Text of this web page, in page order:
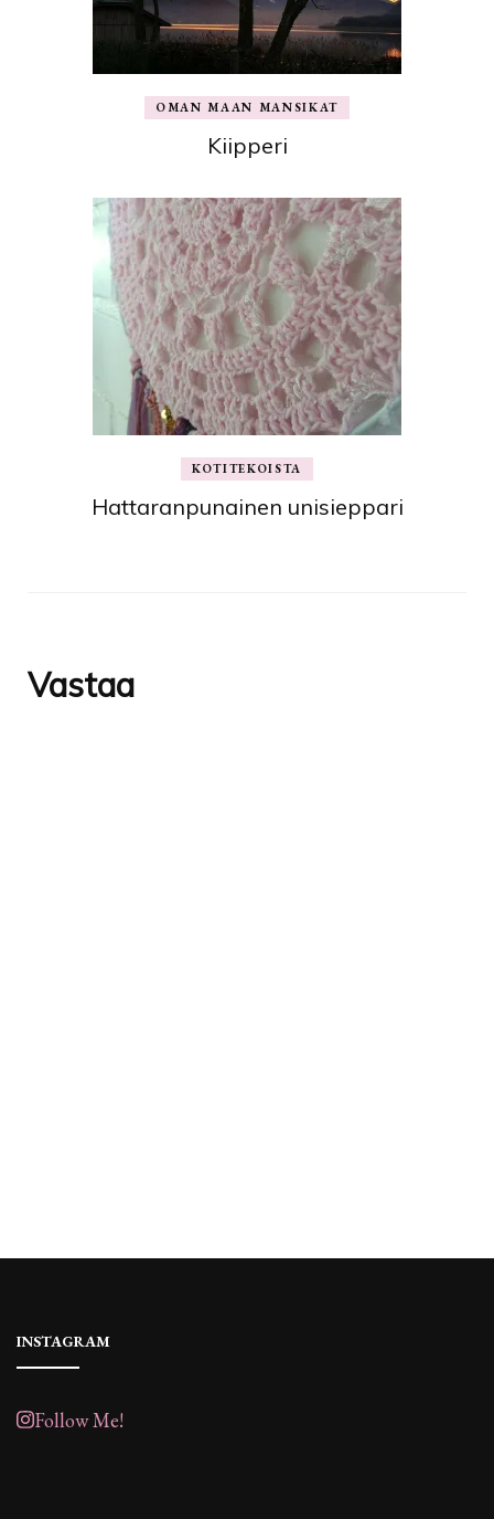
OMAN MAAN MANSIKAT
Kiipperi
KOTITEKOISTA
Hattaranpunainen unisieppari
Vastaa
INSTAGRAM
Follow Me!